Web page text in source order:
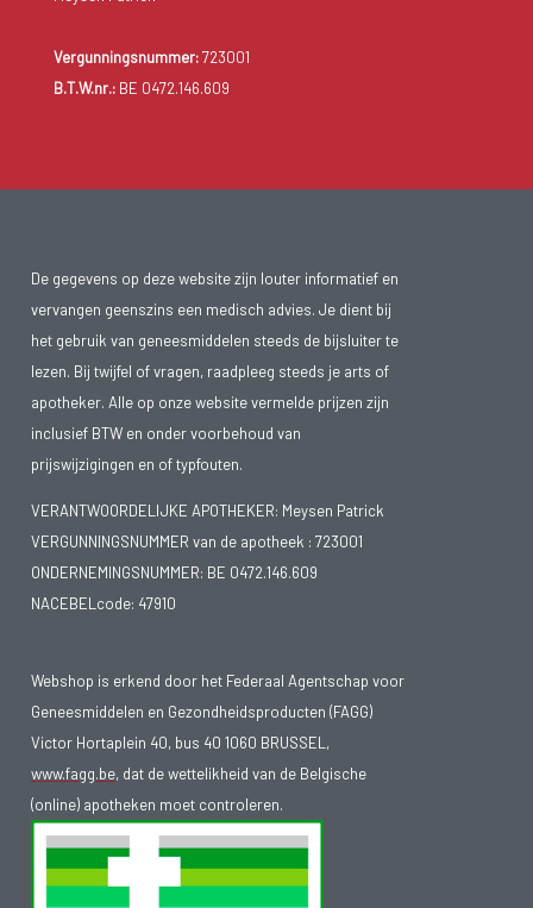
Vergunningsnummer:723001
B.T.W.nr.:BE 0472.146.609
De gegevens op deze website zijn louter informatief en
vervangen geenszins een medisch advies. Je dient bij
het gebruik van geneesmiddelen steeds de bijsluiter te
lezen. Bij twijfel of vragen, raadpleeg steeds je arts of
apotheker. Alle op onze website vermelde prijzen zijn
inclusief BTW en onder voorbehoud van
prijswijzigingen en of typfouten.
VERANTWOORDELIJKE APOTHEKER: Meysen Patrick
VERGUNNINGSNUMMER van de apotheek : 723001
ONDERNEMINGSNUMMER: BE 0472.146.609
NACEBELcode: 47910
Webshop is erkend door het Federaal Agentschap voor
Geneesmiddelen en Gezondheidsproducten (FAGG)
Victor Hortaplein 40, bus 40 1060 BRUSSEL,
www.fagg.be, dat de wettelikheid van de Belgische
(online) apotheken moet controleren.